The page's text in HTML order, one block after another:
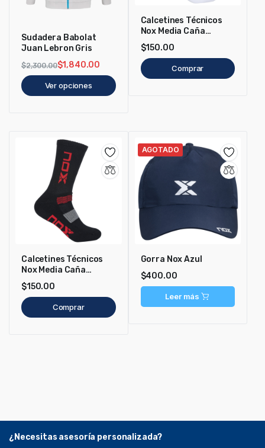
Sudadera Babolat
Juan Lebron Gris
$2,300.00$1,840.00
Ver opciones
Calcetines Técnicos
Nox Media Caña
Blanco/Azul
$150.00
Comprar
Calcetines Técnicos
Nox Media Caña
Negro/Rojo
$150.00
Comprar
AGOTADO
Gorra Nox Azul
$400.00
Leer más
¿Necesitas asesoría personalizada?